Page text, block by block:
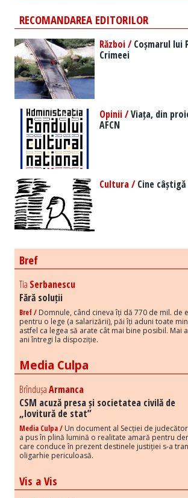
RECOMANDAREA EDITORILOR
Război /Coșmarul lui
Crimeei
Opinii /Viața, din
AFCN
Cultura /Cine câștigă
Bref
Tia Serbanescu
Fără soluții
Bref / Domnule, când cineva îți dă 770 de mil. de
pentru o lege (a salarizării), păi îți aduni toate
astfel ca legea să arate cât mai bine posibil. Mai
ani întregi la dispoziție.
Media Culpa
BrîndușaArmanca
CSM acuză presa și societatea civilă de
„lovitură de stat”
Media Culpa / Un document al Secției de
a pus în plină lumină o realitate amară pentru
care conduce în prezent destinele justiției s-a
oligarhie periculoasă.
Vis a Vis